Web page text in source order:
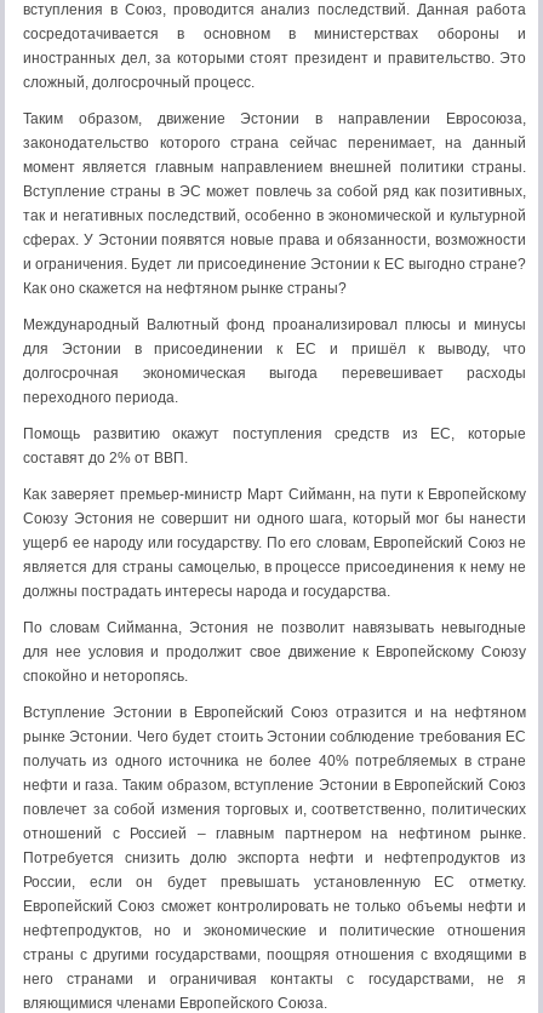
вступления в Союз, проводится анализ последствий. Данная работа
сосредотачивается в основном в министерствах обороны и
иностранных дел, за которыми стоят президент и правительство. Это
сложный, долгосрочный процесс.
Таким образом, движение Эстонии в направлении Евросоюза,
законодательство которого страна сейчас перенимает, на данный
момент является главным направлением внешней политики страны.
Вступление страны в ЭС может повлечь за собой ряд как позитивных,
так и негативных последствий, особенно в экономической и культурной
сферах. У Эстонии появятся новые права и обязанности, возможности
и ограничения. Будет ли присоединение Эстонии к ЕС выгодно стране?
Как оно скажется на нефтяном рынке страны?
Международный Валютный фонд проанализировал плюсы и минусы
для Эстонии в присоединении к ЕС и пришёл к выводу, что
долгосрочная экономическая выгода перевешивает расходы
переходного периода.
Помощь развитию окажут поступления средств из ЕС, которые
составят до 2% от ВВП.
Как заверяет премьер-министр Март Сийманн, на пути к Европейскому
Союзу Эстония не совершит ни одного шага, который мог бы нанести
ущерб ее народу или государству. По его словам, Европейский Союз не
является для страны самоцелью, в процессе присоединения к нему не
должны пострадать интересы народа и государства.
По словам Сийманна, Эстония не позволит навязывать невыгодные
для нее условия и продолжит свое движение к Европейскому Союзу
спокойно и неторопясь.
Вступление Эстонии в Европейский Союз отразится и на нефтяном
рынке Эстонии. Чего будет стоить Эстонии соблюдение требования ЕС
получать из одного источника не более 40% потребляемых в стране
нефти и газа. Таким образом, вступление Эстонии в Европейский Союз
повлечет за собой измения торговых и, соответственно, политических
отношений с Россией – главным партнером на нефтином рынке.
Потребуется снизить долю экспорта нефти и нефтепродуктов из
России, если он будет превышать установленную ЕС отметку.
Европейский Союз сможет контролировать не только объемы нефти и
нефтепродуктов, но и экономические и политические отношения
страны с другими государствами, поощряя отношения с входящими в
него странами и ограничивая контакты с государствами, не я
вляющимися членами Европейского Союза.